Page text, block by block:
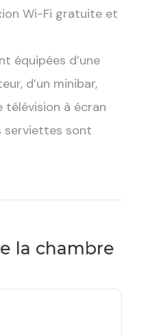
Wi-Fi gratuite et
équipées d’une
d’un minibar,
télévision à écran
serviettes sont
la chambre